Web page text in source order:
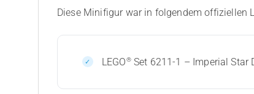
Diese Minifigur war in folgendem offiziellen
LEGO®Set 6211-1 – Imperial Star